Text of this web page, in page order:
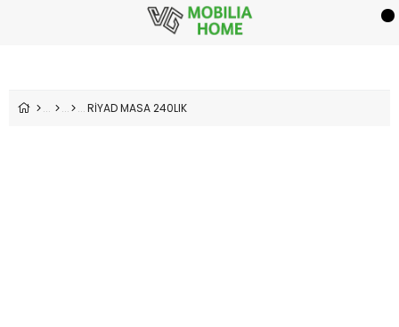
RİYAD MASA 240LIK